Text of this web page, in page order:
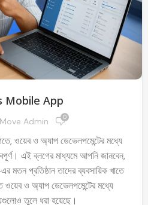
Mobile App
Admin 0
ওয়েব ও অ্যাপ ডেভেলপমেন্টের মধ্যে
এই ব্লগের মাধ্যমে আপনি জানবেন,
প্রতিষ্ঠান তাদের ব্যবসায়িক খাতে
ও অ্যাপ ডেভেলপমেন্টের মধ্যে
তুলে ধরা হয়েছে।